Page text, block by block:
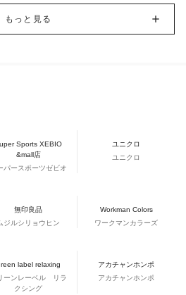
もっと見る
Sports XEBIO
&mall店
パースポーツゼビオ
ユニクロ
ユニクロ
無印良品
ジルシリョウヒン
Workman Colors
ワークマンカラーズ
label relaxing
ーンレーベル リラ
クシング
アカチャンホンポ
アカチャンホンポ